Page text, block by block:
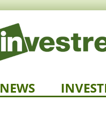
NEWS